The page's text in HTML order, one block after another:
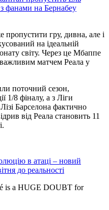
фанами на Бернабеу
гру, дивна, але і
на ідеальній
світу. Через це Мбаппе
матчем Реала у
поточний сезон,
1/8 фіналу, а з Ліги
Барселона фактично
від Реала становить 11
в атаці – новий
до реальності
is a HUGE DOUBT for